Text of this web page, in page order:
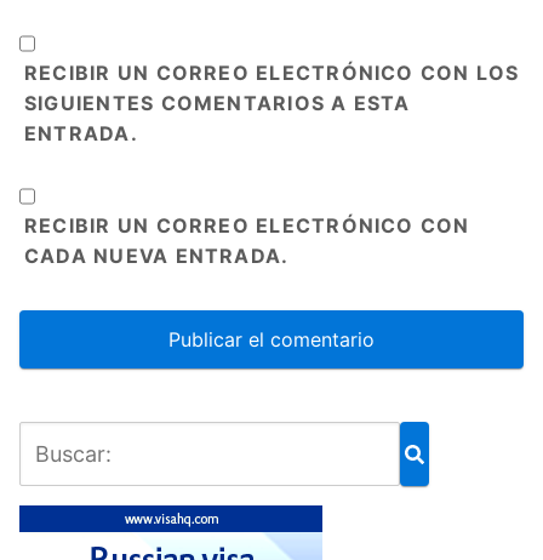
RECIBIR UN CORREO ELECTRÓNICO CON LOS
SIGUIENTES COMENTARIOS A ESTA
ENTRADA.
RECIBIR UN CORREO ELECTRÓNICO CON
CADA NUEVA ENTRADA.